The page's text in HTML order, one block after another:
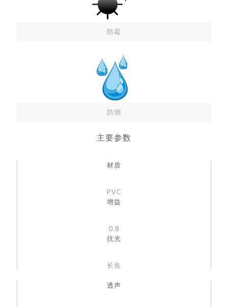
防霉
防潮
主要参数
材质
PVC
增益
0.8
抗光
长焦
透声